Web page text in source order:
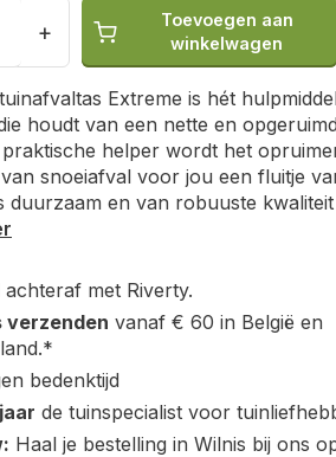
+
Toevoegen aan
winkelwagen
Extreme is hét
houdt van een nette en
helper wordt het
snoeiafval voor jou een fluitje
duurzaam en van robuuste kwaliteit
achteraf met Riverty.
verzenden vanaf € 60 in België en
bedenktijd
de tuinspecialist voor
Haal je bestelling in Wilnis bij ons